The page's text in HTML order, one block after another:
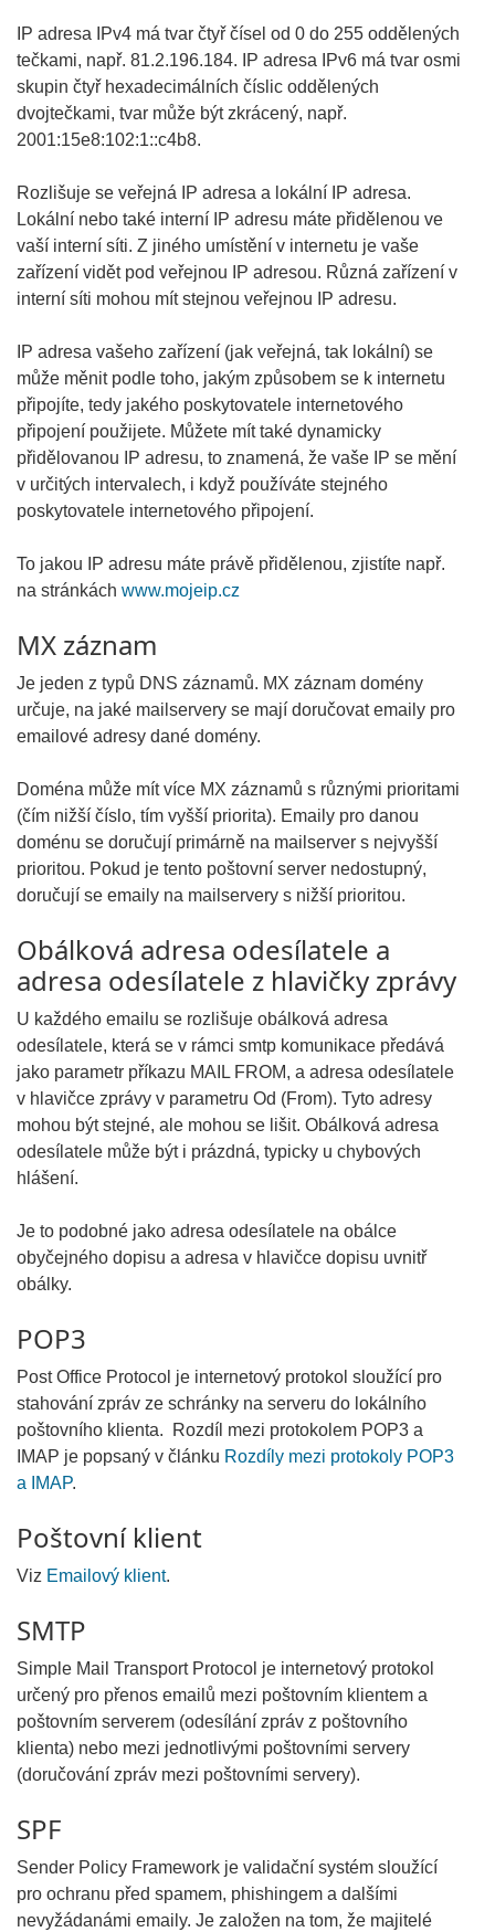
IP adresa IPv4 má tvar čtyř čísel od 0 do 255 oddělených
tečkami, např. 81.2.196.184. IP adresa IPv6 má tvar osmi
skupin čtyř hexadecimálních číslic oddělených
dvojtečkami, tvar může být zkrácený, např.
2001:15e8:102:1::c4b8.
Rozlišuje se veřejná IP adresa a lokální IP adresa.
Lokální nebo také interní IP adresu máte přidělenou ve
vaší interní síti. Z jiného umístění v internetu je vaše
zařízení vidět pod veřejnou IP adresou. Různá zařízení v
interní síti mohou mít stejnou veřejnou IP adresu.
IP adresa vašeho zařízení (jak veřejná, tak lokální) se
může měnit podle toho, jakým způsobem se k internetu
připojíte, tedy jakého poskytovatele internetového
připojení použijete. Můžete mít také dynamicky
přidělovanou IP adresu, to znamená, že vaše IP se mění
v určitých intervalech, i když používáte stejného
poskytovatele internetového připojení.
To jakou IP adresu máte právě přidělenou, zjistíte např.
na stránkách www.mojeip.cz
MX záznam
Je jeden z typů DNS záznamů. MX záznam domény
určuje, na jaké mailservery se mají doručovat emaily pro
emailové adresy dané domény.
Doména může mít více MX záznamů s různými prioritami
(čím nižší číslo, tím vyšší priorita). Emaily pro danou
doménu se doručují primárně na mailserver s nejvyšší
prioritou. Pokud je tento poštovní server nedostupný,
doručují se emaily na mailservery s nižší prioritou.
Obálková adresa odesílatele a
adresa odesílatele z hlavičky zprávy
U každého emailu se rozlišuje obálková adresa
odesílatele, která se v rámci smtp komunikace předává
jako parametr příkazu MAIL FROM, a adresa odesílatele
v hlavičce zprávy v parametru Od (From). Tyto adresy
mohou být stejné, ale mohou se lišit. Obálková adresa
odesílatele může být i prázdná, typicky u chybových
hlášení.
Je to podobné jako adresa odesílatele na obálce
obyčejného dopisu a adresa v hlavičce dopisu uvnitř
obálky.
POP3
Post Office Protocol je internetový protokol sloužící pro
stahování zpráv ze schránky na serveru do lokálního
poštovního klienta. Rozdíl mezi protokolem POP3 a
IMAP je popsaný v článku Rozdíly mezi protokoly POP3
a IMAP.
Poštovní klient
Viz Emailový klient.
SMTP
Simple Mail Transport Protocol je internetový protokol
určený pro přenos emailů mezi poštovním klientem a
poštovním serverem (odesílání zpráv z poštovního
klienta) nebo mezi jednotlivými poštovními servery
(doručování zpráv mezi poštovními servery).
SPF
Sender Policy Framework je validační systém sloužící
pro ochranu před spamem, phishingem a dalšími
nevyžádanámi emaily. Je založen na tom, že majitelé